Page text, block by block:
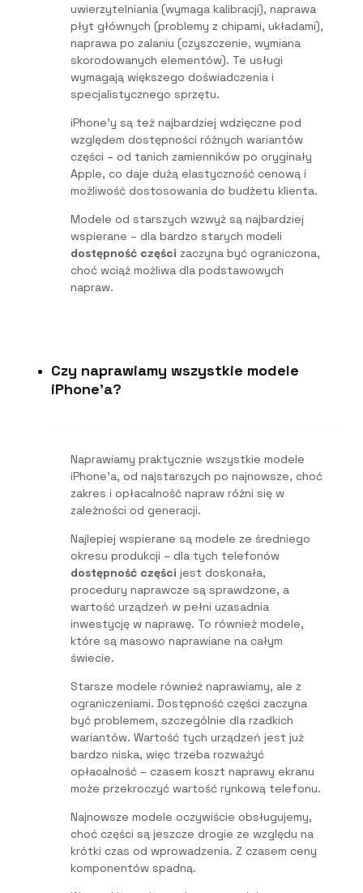
uwierzytelniania (wymaga kalibracji), naprawa
płyt głównych (problemy z chipami, układami),
naprawa po zalaniu (czyszczenie, wymiana
skorodowanych elementów). Te usługi
wymagają większego doświadczenia i
specjalistycznego sprzętu.
iPhone’y są też najbardziej wdzięczne pod
względem dostępności różnych wariantów
części – od tanich zamienników po oryginały
Apple, co daje dużą elastyczność cenową i
możliwość dostosowania do budżetu klienta.
Modele od starszych wzwyż są najbardziej
wspierane – dla bardzo starych modeli
dostępność części zaczyna być ograniczona,
choć wciąż możliwa dla podstawowych
napraw.
Czy naprawiamy wszystkie modele
iPhone'a?
Naprawiamy praktycznie wszystkie modele
iPhone’a, od najstarszych po najnowsze, choć
zakres i opłacalność napraw różni się w
zależności od generacji.
Najlepiej wspierane są modele ze średniego
okresu produkcji – dla tych telefonów
dostępność części jest doskonała,
procedury naprawcze są sprawdzone, a
wartość urządzeń w pełni uzasadnia
inwestycję w naprawę. To również modele,
które są masowo naprawiane na całym
świecie.
Starsze modele również naprawiamy, ale z
ograniczeniami. Dostępność części zaczyna
być problemem, szczególnie dla rzadkich
wariantów. Wartość tych urządzeń jest już
bardzo niska, więc trzeba rozważyć
opłacalność – czasem koszt naprawy ekranu
może przekroczyć wartość rynkową telefonu.
Najnowsze modele oczywiście obsługujemy,
choć części są jeszcze drogie ze względu na
krótki czas od wprowadzenia. Z czasem ceny
komponentów spadną.